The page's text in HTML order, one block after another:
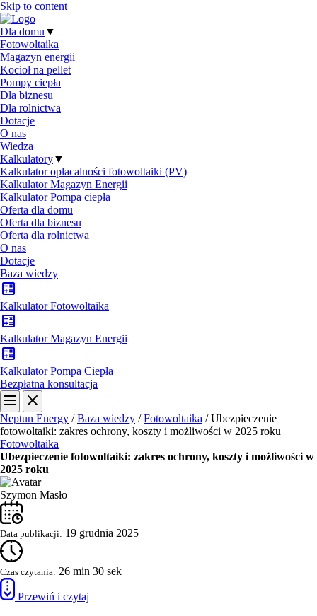
Skip to content
Dla domu ▼
Fotowoltaika
Magazyn energii
Kocioł na pellet
Pompy ciepła
Dla biznesu
Dla rolnictwa
Dotacje
O nas
Wiedza
Kalkulatory▼
Kalkulator opłacalności fotowoltaiki (PV)
Kalkulator Magazyn Energii
Kalkulator Pompa ciepła
Oferta dla domu
Oferta dla biznesu
Oferta dla rolnictwa
O nas
Dotacje
Baza wiedzy
Kalkulator Fotowoltaika
Kalkulator Magazyn Energii
Kalkulator Pompa Ciepła
Bezpłatna konsultacja
Neptun Energy /Baza wiedzy /Fotowoltaika /Ubezpieczenie
fotowoltaiki: zakres ochrony, koszty i możliwości w 2025 roku
Fotowoltaika
Ubezpieczenie fotowoltaiki: zakres ochrony, koszty i możliwości w
2025 roku
Szymon Masło
Data publikacji: 19 grudnia 2025
Czas czytania: 26 min 30 sek
Przewiń i czytaj